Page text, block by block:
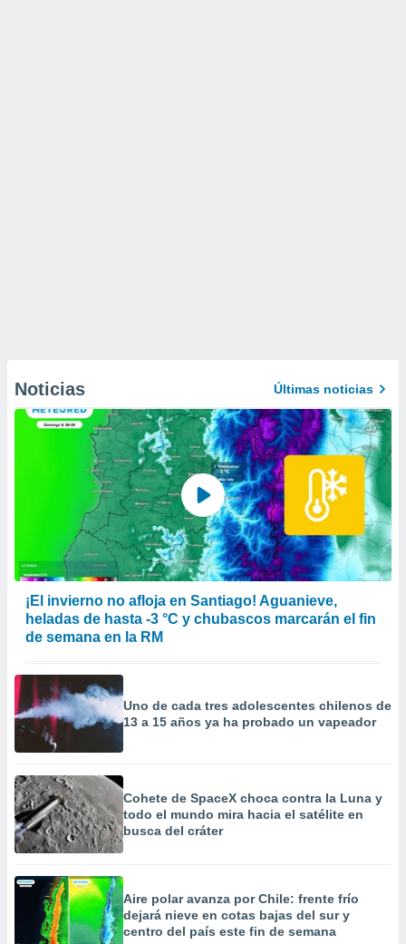
Noticias Últimas noticias
¡El invierno no afloja en Santiago! Aguanieve,
heladas de hasta -3 °C y chubascos marcarán el fin
de semana en la RM
Uno de cada tres adolescentes chilenos de
13 a 15 años ya ha probado un vapeador
Cohete de SpaceX choca contra la Luna y
todo el mundo mira hacia el satélite en
busca del cráter
Aire polar avanza por Chile: frente frío
dejará nieve en cotas bajas del sur y
centro del país este fin de semana